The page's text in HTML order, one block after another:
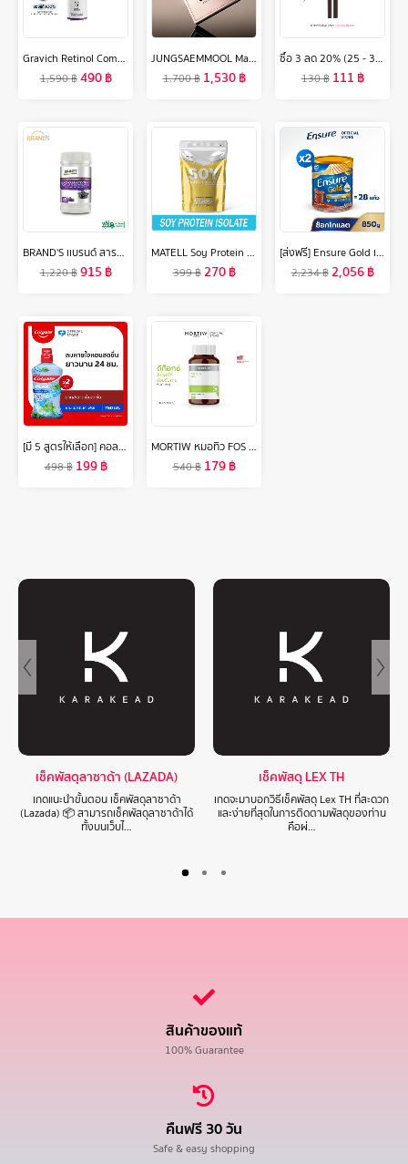
Gravich Retinol Complex Concentrate Serum 30 ml
1,590฿490฿
JUNGSAEMMOOL Masterclass Powder Foundation 9.5g จองแซมมุล มาสเตอร์คลาส พาวเดอร์ ฟาวน์เดชั่น แป้งผสมรองพื้น ปกปิดเรียบเนียน
1,700฿ 1,530฿
ซื้อ 3 ลด 20% (25 - 31 ต.ค. 67) ETUDE Drawing Eye Brow (0.25 g จำนวน 1 ชิ้น) อีทูดี้ ดินสอเขียนคิ้ว
130฿ 111 ฿
BRAND'S เเบรนด์ สารสกัดจากเเบล็กเคอร์เเรนท์ ผสมลูทีนเเละซีเเซนทีน 1 ขวด (60 เม็ด/ขวด)
1,220฿915 ฿
MATELL Soy Protein Isolate Plant Based ถั่วเหลือง ซอย โปรตีน ไอโซเลท (Non Whey เวย์ )
399฿270฿
[ส่งฟรี] Ensure Gold เอนชัวร์ โกลด์ รสช็อกโกแลต 850g 2 กระป๋อง Ensure Gold Chocolate 850g x2
2,234฿2,056฿
[มี 5 สูตรให้เลือก] คอลเกต น้ำยาบ้วนปาก พลักซ์ 750 มล.รวม 2 ขวด [Available in 5 variants] Colgate Plax Mouthwash 750 ml Total 2 bottles
498฿ 199฿
MORTIW หมอทิว FOS PLUS ดีท็อก ขับถ่าย ท้องผูก ปรับสมดุลการขับถ่าย detox ขับของเสียออกจากร่างกาย เอฟโอเอส พลัส 30 แคปซูล 500 mg.
540฿ 179฿
เช็คพัสดุลาซาด้า (LAZADA)
เกดแนะนำขั้นตอน เช็คพัสดุลาซาด้า
(Lazada) 📦 สามารถเช็คพัสดุลาซาด้าได้
ทั้งบนเว็บไ…
เช็คพัสดุ LEX TH
เกดจะมาบอกวิธีเช็คพัสดุ Lex TH ที่สะดวก
และง่ายที่สุดในการติดตามพัสดุของท่าน
คือผ่…
สินค้าของแท้
100% Guarantee
คืนฟรี 30 วัน
Safe & easy shopping